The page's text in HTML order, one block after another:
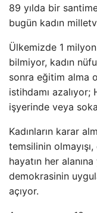
89 yılda bir
bugün kadın
Ülkemizde 1
bilmiyor, kadın
sonra eğitim alma
istihdamı
işyerinde veya
Kadınların karar
temsilinin olmayışı,
hayatın her
demokrasinin
açıyor.